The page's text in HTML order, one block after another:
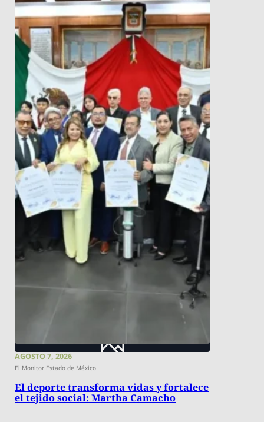
AGOSTO 7, 2026
El Monitor Estado de México
El deporte transforma vidas y fortalece
el tejido social: Martha Camacho